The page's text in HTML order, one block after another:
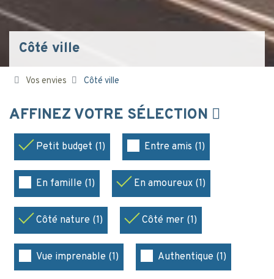
Côté ville
Vos envies Côté ville
AFFINEZ VOTRE SÉLECTION
Petit budget (1) Entre amis (1)
En famille (1) En amoureux (1)
Côté nature (1) Côté mer (1)
Vue imprenable (1) Authentique (1)